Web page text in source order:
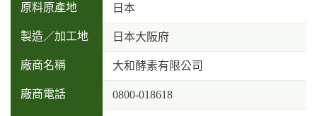
原料原產地 日本
製造／加工地 日本大阪府
廠商名稱 大和酵素有限公司
廠商電話 0800-018618